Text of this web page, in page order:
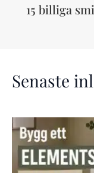
15 billiga
Senaste